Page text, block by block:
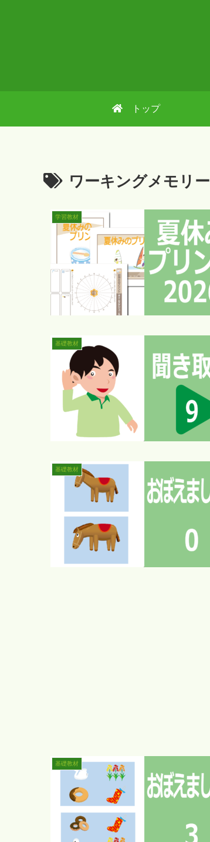
トップ
ワーキングメモリー
学習教材
基礎教材
基礎教材
基礎教材